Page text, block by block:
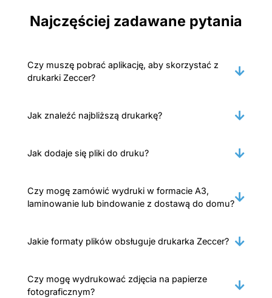
Najczęściej zadawane pytania
Czy muszę pobrać aplikację, aby skorzystać z
drukarki Zeccer?
Jak znaleźć najbliższą drukarkę?
Jak dodaje się pliki do druku?
Czy mogę zamówić wydruki w formacie A3,
laminowanie lub bindowanie z dostawą do domu?
Jakie formaty plików obsługuje drukarka Zeccer?
Czy mogę wydrukować zdjęcia na papierze
fotograficznym?